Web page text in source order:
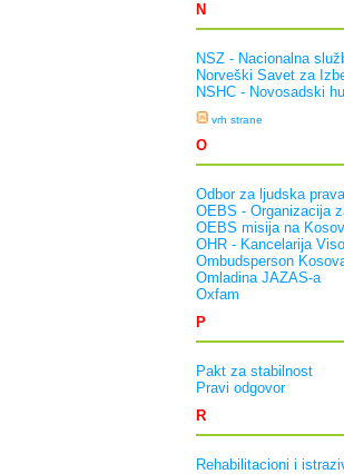
N
NSZ - Nacionalna
Norveški Savet za
NSHC - Novosadski
vrh strane
O
Odbor za ljudska
OEBS - Organizacija
OEBS misija na
OHR - Kancelarija
Ombudsperson
Omladina JAZAS-a
Oxfam
P
Pakt za stabilnost
Pravi odgovor
R
Rehabilitacioni i